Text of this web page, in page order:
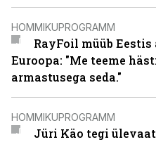
HOMMIKUPROGRAMM
RayFoil müüb
Euroopa: "Me teeme
armastusega seda."
HOMMIKUPROGRAMM
Jüri Käo tegi